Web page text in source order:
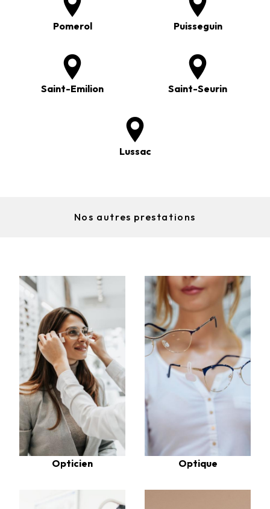
Pomerol Puisseguin
Saint-Emilion Saint-Seurin
Lussac
Nos autres prestations
Opticien Optique